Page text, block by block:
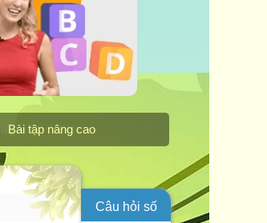
Bài tập nâng cao
Câu hỏi số